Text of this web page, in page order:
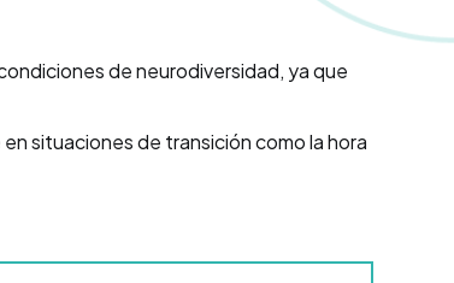
de neurodiversidad, ya que
situaciones de transición como la hora